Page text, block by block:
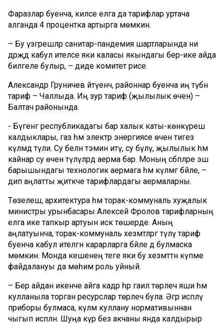
Фаразлар буенча, киләсе елга да тарифлар уртача
алганда 4 процентка артырга мөмкин.
– Бу үзгәрешләр санитар-пандемия шартларында ни
дәрәҗәдә кабул ителәсе яки каласы якындагы бер-ике айда
билгеле булыр, – диде комитет рәисе.
Александр Груничев әйтүенчә, районнар буенча иң түбән
тариф – Чаллыда. Иң зур тариф (җылылык өчен) –
Балтач районында.
- Бүгенгә республикадагы бар халык каты-көнкүреш
калдыклары, газ һәм электр энергиясе өчен тигез
күләмдә түли. Су белән тәэмин итү, су бүлү, җылылык һәм
кайнар су өчен түләүләрдә аерма бар. Моның сәбәпләре эш
барышындагы технологик аермага һәм күләмгә бәйле, –
дип аңлатты җитәкче тарифлардагы аермаларны.
Төзелеш, архитектура һәм торак-коммуналь хуҗалык
министры урынбасары Алексей Фролов тарифларның
елга ике тапкыр артуын искә төшерде. Аның
аңлатуынча, торак-коммуналь хезмәтләргә түләү тариф
буенча кабул ителгән карарларга бәйле дә булмаска
мөмкин. Монда кешенең теге яки бу хезмәттән күпме
файдалануы да мөһим роль уйный.
– Бер айдан икенче айга кадәр һәр гаилә төрлечә яши һәм
кулланыла торган ресурслар төрлечә була. Әгәр исәпләү
приборы булмаса, күләм куллану нормативыннан
чыгып исәпләнә. Шуңа күрә без акчаны янда калдырыр